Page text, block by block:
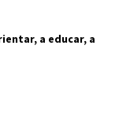
a educar, a